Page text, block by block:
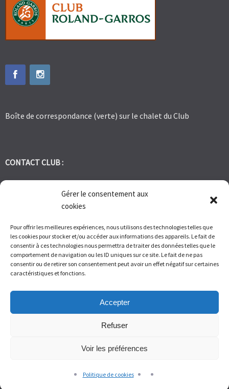
Gérer le consentement aux
cookies
Pour offrir les meilleures expériences, nous utilisons des technologies telles que
les cookies pour stocker et/ou accéder aux informations des appareils. Le fait de
consentir à ces technologies nous permettra de traiter des données telles que le
comportement de navigation ou les ID uniques sur ce site. Le fait de ne pas
consentir ou de retirer son consentement peut avoir un effet négatif sur certaines
caractéristiques et fonctions.
Accepter
Refuser
Voir les préférences
Politique de cookies
Boîte de correspondance (verte) sur le chalet du Club
CONTACT CLUB :
tennis.club.avignon@orange.fr
1 Bd des Frères Reboul 30400 Villeneuve les Avignon
Du Lundi au Vendredi de 9h à 12h et de 14h à 17h – Samedi de 9H
à 11H
© Tennis Club Avignon Montolivet 2026.